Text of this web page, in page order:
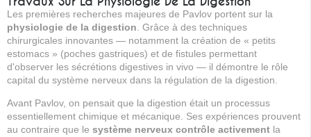
Les premières recherches majeures de Pavlov portent sur la
physiologie de la digestion . Grâce à des techniques
chirurgicales innovantes — notamment la création de « petits
estomacs » (poches gastriques) et de fistules permettant
d'observer les sécrétions digestives in vivo — il démontre le rôle
capital du système nerveux dans la régulation de la digestion.
Avant Pavlov, on pensait que la digestion était un processus
essentiellement chimique et mécanique. Ses expériences prouvent
au contraire que le système nerveux contrôle activement la